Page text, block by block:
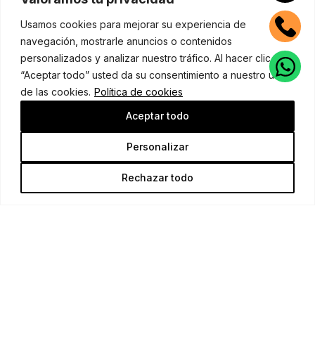
Usamos cookies para mejorar su experiencia de
navegación, mostrarle anuncios o contenidos
personalizados y analizar nuestro tráfico. Al hacer clic en
“Aceptar todo” usted da su consentimiento a nuestro uso
de las cookies. Política de cookies
Personalizar
Rechazar todo
Aceptar todo